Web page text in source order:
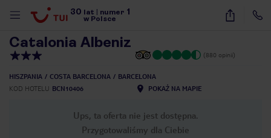
30 lat numer 1
w Polsce
37
Catalonia Albeniz
(880 opinii)
HISZPANIA COSTA BARCELONA
BARCELONA
KOD HOTELU BCN10406 POKAŻ NA MAPIE
Ups, ta oferta nie jest dostępna.
Przygotowaliśmy dla Ciebie